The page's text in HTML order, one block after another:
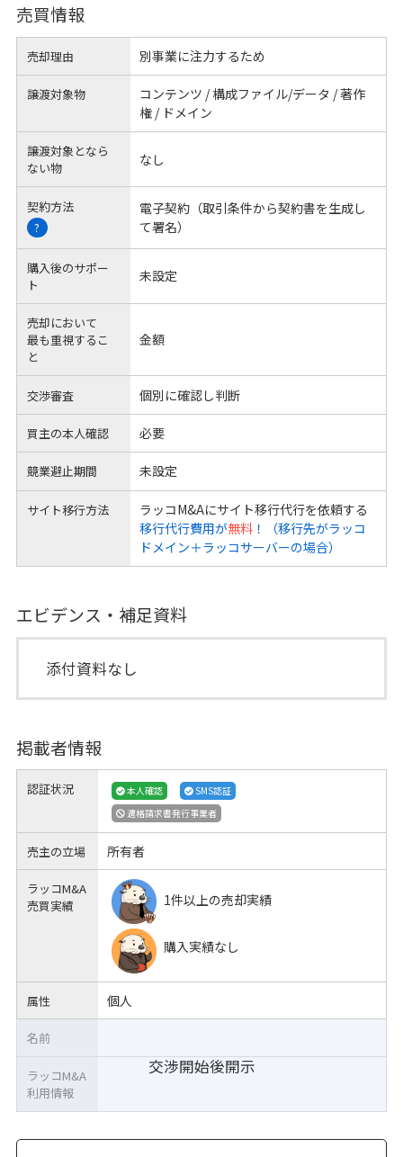
売買情報
売却理由 別事業に注力するため
譲渡対象物
コンテンツ / 構成ファイル/データ / 著作
権 / ドメイン
譲渡対象となら
ない物
なし
契約方法
?
電子契約（取引条件から契約書を生成し
て署名）
購入後のサポー
ト
未設定
売却において
最も重視するこ
と
金額
交渉審査 個別に確認し判断
買主の本人確認 必要
競業避止期間 未設定
サイト移行方法
ラッコM&Aにサイト移行代行を依頼する
移行代行費用が無料！（移行先がラッコ
ドメイン＋ラッコサーバーの場合）
エビデンス・補足資料
添付資料なし
掲載者情報
認証状況 本人確認
SMS認証
適格請求書発行事業者
売主の立場 所有者
ラッコM&A
売買実績
1件以上の売却実績
購入実績なし
属性 個人
交渉開始後開示
名前
ラッコM&A
利用情報